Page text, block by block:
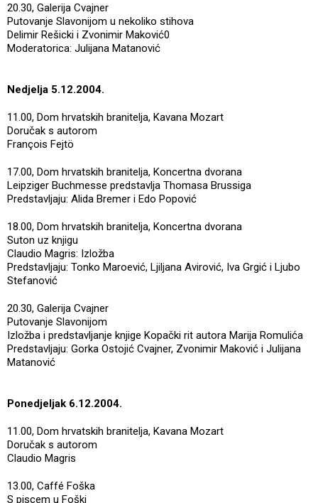
20.30, Galerija Cvajner
Putovanje Slavonijom u nekoliko stihova
Delimir Rešicki i Zvonimir Maković0
Moderatorica: Julijana Matanović
Nedjelja 5.12.2004.
11.00, Dom hrvatskih branitelja, Kavana Mozart
Doručak s autorom
François Fejtö
17.00, Dom hrvatskih branitelja, Koncertna dvorana
Leipziger Buchmesse predstavlja Thomasa Brussiga
Predstavljaju: Alida Bremer i Edo Popović
18.00, Dom hrvatskih branitelja, Koncertna dvorana
Suton uz knjigu
Claudio Magris: Izložba
Predstavljaju: Tonko Maroević, Ljiljana Avirović, Iva Grgić i Ljubo
Stefanović
20.30, Galerija Cvajner
Putovanje Slavonijom
Izložba i predstavljanje knjige Kopački rit autora Marija Romulića
Predstavljaju: Gorka Ostojić Cvajner, Zvonimir Maković i Julijana
Matanović
Ponedjeljak 6.12.2004.
11.00, Dom hrvatskih branitelja, Kavana Mozart
Doručak s autorom
Claudio Magris
13.00, Caffé Foška
S piscem u Foški